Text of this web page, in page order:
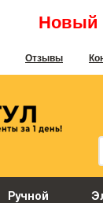
Новый
Отзывы
Ручной